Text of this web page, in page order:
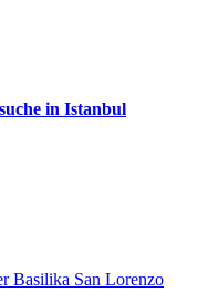
in Istanbul